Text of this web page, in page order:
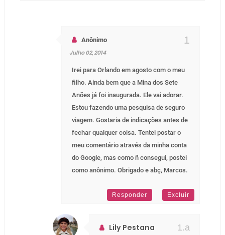
Anônimo
Julho 02, 2014
Irei para Orlando em agosto com o meu
filho. Ainda bem que a Mina dos Sete
Anões já foi inaugurada. Ele vai adorar.
Estou fazendo uma pesquisa de seguro
viagem. Gostaria de indicações antes de
fechar qualquer coisa. Tentei postar o
meu comentário através da minha conta
do Google, mas como ñ consegui, postei
como anônimo. Obrigado e abç, Marcos.
Responder Excluir
Lily Pestana